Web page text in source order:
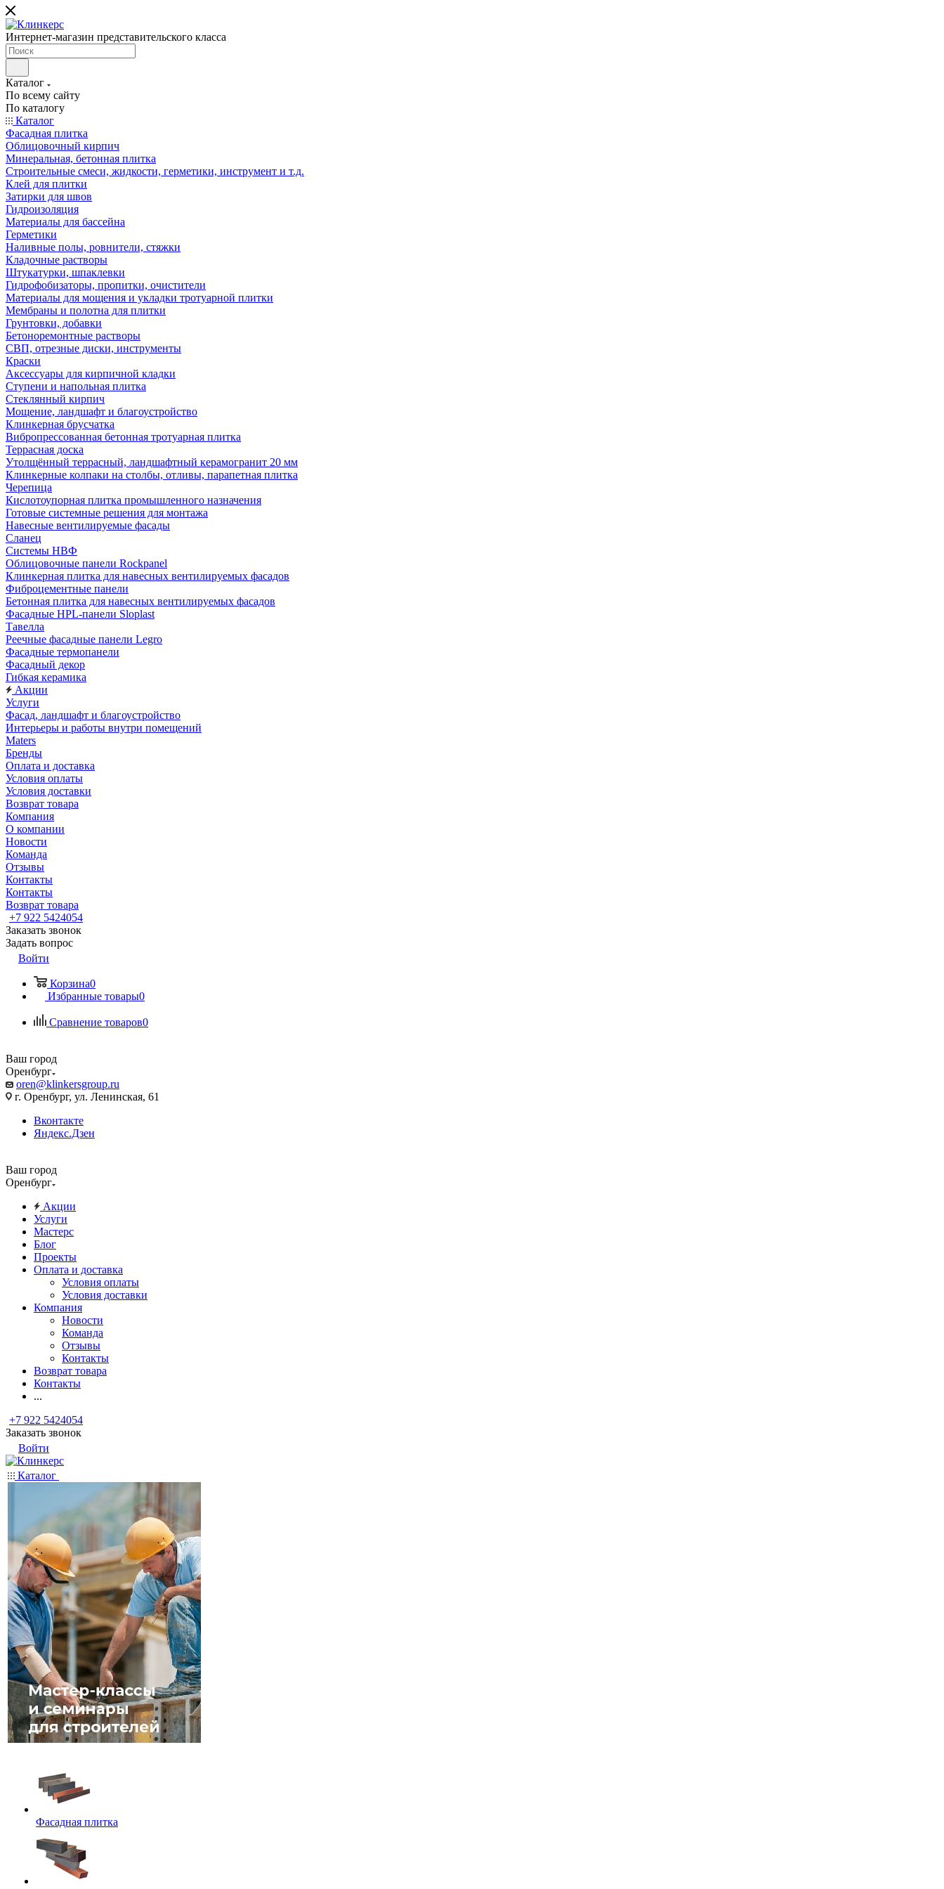
Интернет-магазин представительского класса
Каталог
По всему сайту
По каталогу
Каталог
Фасадная плитка
Облицовочный кирпич
Минеральная, бетонная плитка
Строительные смеси, жидкости, герметики, инструмент и т.д.
Клей для плитки
Затирки для швов
Гидроизоляция
Материалы для бассейна
Герметики
Наливные полы, ровнители, стяжки
Кладочные растворы
Штукатурки, шпаклевки
Гидрофобизаторы, пропитки, очистители
Материалы для мощения и укладки тротуарной плитки
Мембраны и полотна для плитки
Грунтовки, добавки
Бетоноремонтные растворы
СВП, отрезные диски, инструменты
Краски
Аксессуары для кирпичной кладки
Ступени и напольная плитка
Cтеклянный кирпич
Мощение, ландшафт и благоустройство
Клинкерная брусчатка
Вибропрессованная бетонная тротуарная плитка
Террасная доска
Утолщённый террасный, ландшафтный керамогранит 20 мм
Клинкерные колпаки на столбы, отливы, парапетная плитка
Черепица
Кислотоупорная плитка промышленного назначения
Готовые системные решения для монтажа
Навесные вентилируемые фасады
Сланец
Системы НВФ
Облицовочные панели Rockpanel
Клинкерная плитка для навесных вентилируемых фасадов
Фиброцементные панели
Бетонная плитка для навесных вентилируемых фасадов
Фасадные HPL-панели Sloplast
Тавелла
Реечные фасадные панели Legro
Фасадные термопанели
Фасадный декор
Гибкая керамика
Акции
Услуги
Фасад, ландшафт и благоустройство
Интерьеры и работы внутри помещений
Maters
Бренды
Оплата и доставка
Условия оплаты
Условия доставки
Возврат товара
Компания
О компании
Новости
Команда
Отзывы
Контакты
Контакты
Возврат товара
+7 922 5424054
Заказать звонок
Задать вопрос
Войти
Корзина0
Избранные товары0
Сравнение товаров0
Ваш город
Оренбург
oren@klinkersgroup.ru
г. Оренбург, ул. Ленинская, 61
Вконтакте
Яндекс.Дзен
Ваш город
Оренбург
Акции
Услуги
Мастерс
Блог
Проекты
Оплата и доставка
Условия оплаты
Условия доставки
Компания
Новости
Команда
Отзывы
Контакты
Возврат товара
Контакты
...
+7 922 5424054
Заказать звонок
Войти
Каталог
Фасадная плитка